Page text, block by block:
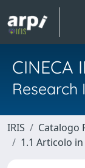
CINECA
IRIS Catalogo
1.1 Articolo